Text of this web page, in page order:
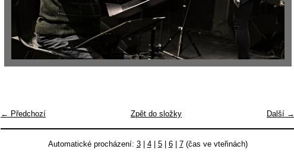
← Předchozí Další →
Zpět do složky
Automatické procházení: 3| 4| 5| 6| 7(čas ve vteřinách)